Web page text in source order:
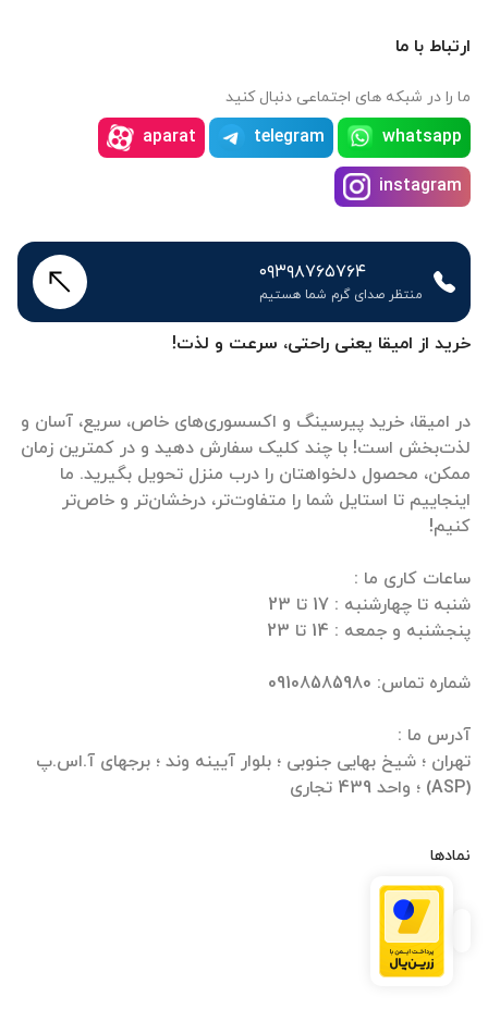
خرید از امیقا یعنی راحتی، سرعت و لذت!
در امیقا، خرید پیرسینگ و اکسسوری‌های خاص، سریع، آسان و
لذت‌بخش است! با چند کلیک سفارش دهید و در کمترین زمان
ممکن، محصول دلخواهتان را درب منزل تحویل بگیرید. ما
اینجاییم تا استایل شما را متفاوت‌تر، درخشان‌تر و خاص‌تر
تهران ؛ شیخ بهایی جنوبی ؛ بلوار آیینه وند ؛ برجهای آ.اس.پ
(ASP) ؛ واحد 439 تجاری
نمادها
ارتباط با ما
ما را در شبکه های اجتماعی دنبال کنید
whatsapp
telegram
aparat
instagram
۰۹۳۹۸۷۶۵۷۶۴
منتظر صدای گرم شما هستیم